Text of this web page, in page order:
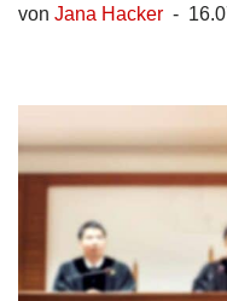
von Jana Hacker